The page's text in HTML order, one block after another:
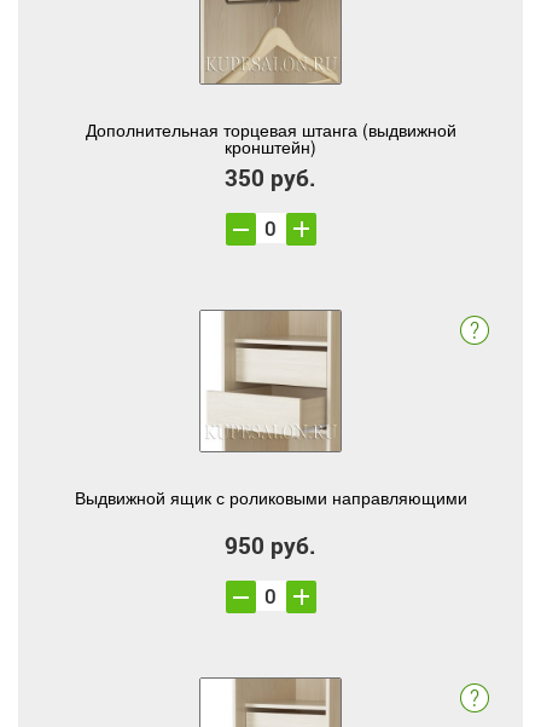
Дополнительная торцевая штанга (выдвижной
кронштейн)
350 руб.
Выдвижной ящик с роликовыми направляющими
950 руб.